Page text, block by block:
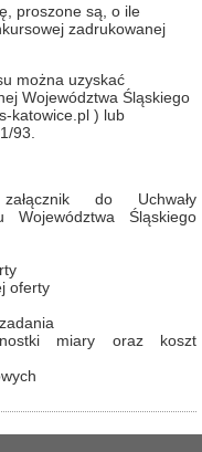
proszone są, o ile
zadrukowanej
można uzyskać
Województwa Śląskiego
katowice.pl ) lub
93.
do Uchwały
Województwa Śląskiego
oferty
miary oraz koszt